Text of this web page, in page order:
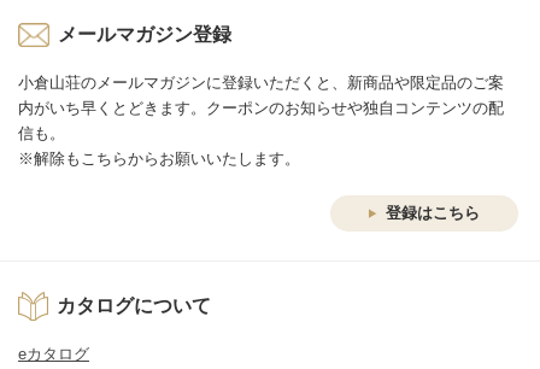
メールマガジン登録
小倉山荘のメールマガジンに登録いただくと、新商品や限定品のご案
内がいち早くとどきます。クーポンのお知らせや独自コンテンツの配
信も。
※解除もこちらからお願いいたします。
登録はこちら
カタログについて
eカタログ